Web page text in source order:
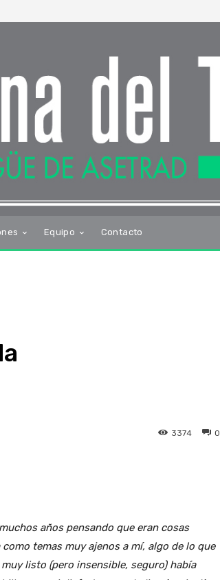
Equipo Contacto
0
3374
años pensando que eran cosas
temas muy ajenos a mí, algo de lo que
listo (pero insensible, seguro) había